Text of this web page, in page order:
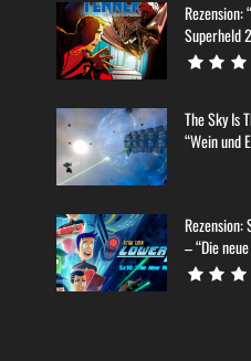
Rezension:
Superheld
The Sky Is
“Wein und
– “Die